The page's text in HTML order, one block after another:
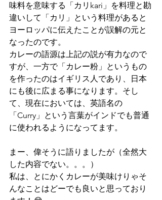
味料を意味する「カリkari」を料理と勘
違いして「カリ」という料理があると
ヨーロッパに伝えたことが誤解の元と
なったのです。
カレーの語源は上記の説が有力なので
すが、一方で「カレー粉」というもの
を作ったのはイギリス人であり、日本
にも後に広まる事になります。そし
て、現在においては、英語名の
「Curry」という言葉がインドでも普通
に使われるようになってます。
まー、偉そうに語りましたが（全然大
した内容でない。。。）
私は、とにかくカレーが美味けりゃそ
んなことはどーでも良いと思っており